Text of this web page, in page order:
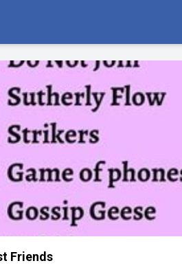
Friends